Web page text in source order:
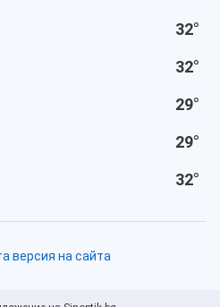
32°
32°
29°
29°
32°
версия на сайта